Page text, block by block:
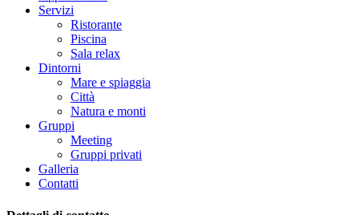
Servizi
Ristorante
Piscina
Sala relax
Dintorni
Mare e spiaggia
Città
Natura e monti
Gruppi
Meeting
Gruppi privati
Galleria
Contatti